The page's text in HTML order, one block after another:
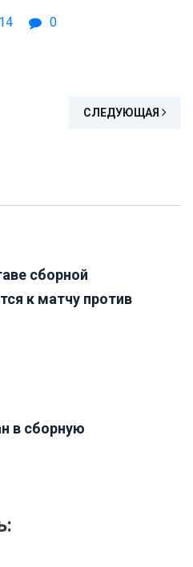
0
СЛЕДУЮЩАЯ
сборной
к матчу против
в сборную